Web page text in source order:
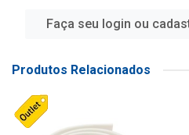
Faça seu login ou
Produtos Relacionados